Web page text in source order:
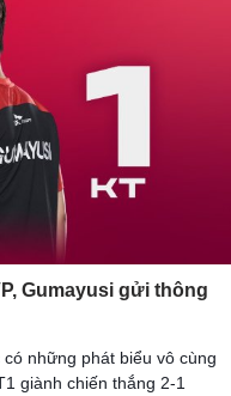
Gumayusi gửi thông
những phát biểu vô cùng
giành chiến thắng 2-1